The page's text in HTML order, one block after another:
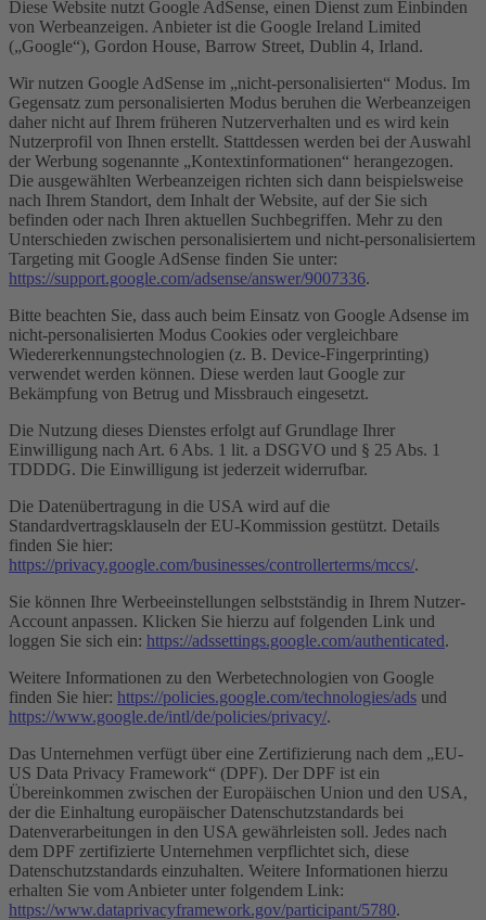
Diese Website nutzt Google AdSense, einen Dienst zum Einbinden
von Werbeanzeigen. Anbieter ist die Google Ireland Limited
(„Google“), Gordon House, Barrow Street, Dublin 4, Irland.
Wir nutzen Google AdSense im „nicht-personalisierten“ Modus. Im
Gegensatz zum personalisierten Modus beruhen die Werbeanzeigen
daher nicht auf Ihrem früheren Nutzerverhalten und es wird kein
Nutzerprofil von Ihnen erstellt. Stattdessen werden bei der Auswahl
der Werbung sogenannte „Kontextinformationen“ herangezogen.
Die ausgewählten Werbeanzeigen richten sich dann beispielsweise
nach Ihrem Standort, dem Inhalt der Website, auf der Sie sich
befinden oder nach Ihren aktuellen Suchbegriffen. Mehr zu den
Unterschieden zwischen personalisiertem und nicht-personalisiertem
Targeting mit Google AdSense finden Sie unter:
https://support.google.com/adsense/answer/9007336.
Bitte beachten Sie, dass auch beim Einsatz von Google Adsense im
nicht-personalisierten Modus Cookies oder vergleichbare
Wiedererkennungstechnologien (z. B. Device-Fingerprinting)
verwendet werden können. Diese werden laut Google zur
Bekämpfung von Betrug und Missbrauch eingesetzt.
Die Nutzung dieses Dienstes erfolgt auf Grundlage Ihrer
Einwilligung nach Art. 6 Abs. 1 lit. a DSGVO und § 25 Abs. 1
TDDDG. Die Einwilligung ist jederzeit widerrufbar.
Die Datenübertragung in die USA wird auf die
Standardvertragsklauseln der EU-Kommission gestützt. Details
finden Sie hier:
https://privacy.google.com/businesses/controllerterms/mccs/.
Sie können Ihre Werbeeinstellungen selbstständig in Ihrem Nutzer-
Account anpassen. Klicken Sie hierzu auf folgenden Link und
loggen Sie sich ein: https://adssettings.google.com/authenticated.
Weitere Informationen zu den Werbetechnologien von Google
finden Sie hier: https://policies.google.com/technologies/ads und
https://www.google.de/intl/de/policies/privacy/.
Das Unternehmen verfügt über eine Zertifizierung nach dem „EU-
US Data Privacy Framework“ (DPF). Der DPF ist ein
Übereinkommen zwischen der Europäischen Union und den USA,
der die Einhaltung europäischer Datenschutzstandards bei
Datenverarbeitungen in den USA gewährleisten soll. Jedes nach
dem DPF zertifizierte Unternehmen verpflichtet sich, diese
Datenschutzstandards einzuhalten. Weitere Informationen hierzu
erhalten Sie vom Anbieter unter folgendem Link:
https://www.dataprivacyframework.gov/participant/5780.